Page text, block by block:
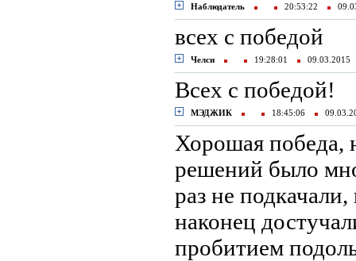
Наблюдатель 20:53:22
всех с победой
Челси 19:28:01
Всех с победой!
МЭДЖИК 18:45:06
Хорошая победа,
решений было
раз не
наконец
пробитием